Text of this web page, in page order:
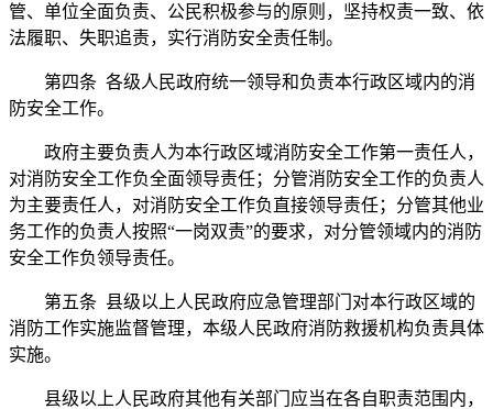
管、单位全面负责、公民积极参与的原则，坚持权责一致、依
法履职、失职追责，实行消防安全责任制。
第四条 各级人民政府统一领导和负责本行政区域内的消
防安全工作。
政府主要负责人为本行政区域消防安全工作第一责任人，
对消防安全工作负全面领导责任；分管消防安全工作的负责人
为主要责任人，对消防安全工作负直接领导责任；分管其他业
务工作的负责人按照“一岗双责”的要求，对分管领域内的消防
安全工作负领导责任。
第五条 县级以上人民政府应急管理部门对本行政区域的
消防工作实施监督管理，本级人民政府消防救援机构负责具体
实施。
县级以上人民政府其他有关部门应当在各自职责范围内，